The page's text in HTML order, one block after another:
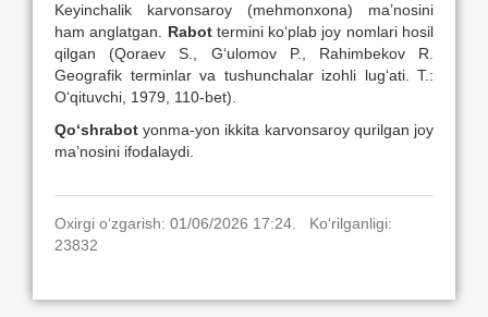
Keyinchalik karvonsaroy (mehmonxona) ma’nosini
ham anglatgan. Rabot termini ko‘plab joy nomlari hosil
qilgan (Qoraev S., G‘ulomov P., Rahimbekov R.
Geografik terminlar va tushunchalar izohli lug‘ati. T.:
O‘qituvchi, 1979, 110-bet).
Qo‘shrabotyonma-yon ikkita karvonsaroy qurilgan joy
ma’nosini ifodalaydi.
Oxirgi o‘zgarish: 01/06/2026 17:24. Ko‘rilganligi:
23832